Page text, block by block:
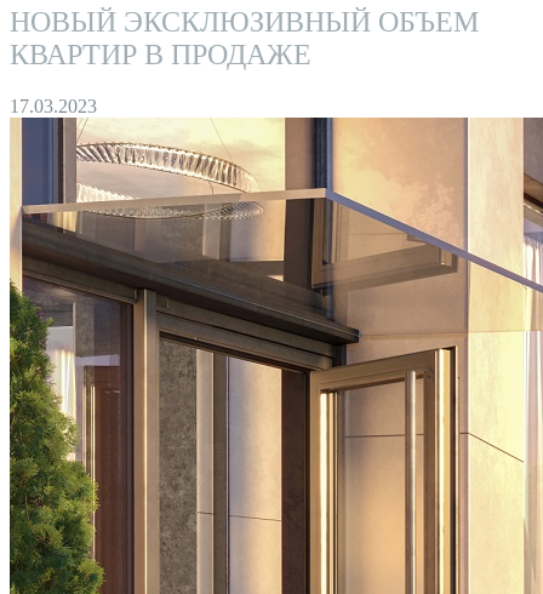
НОВЫЙ ЭКСКЛЮЗИВНЫЙ ОБЪЕМ
КВАРТИР В ПРОДАЖЕ
17.03.2023